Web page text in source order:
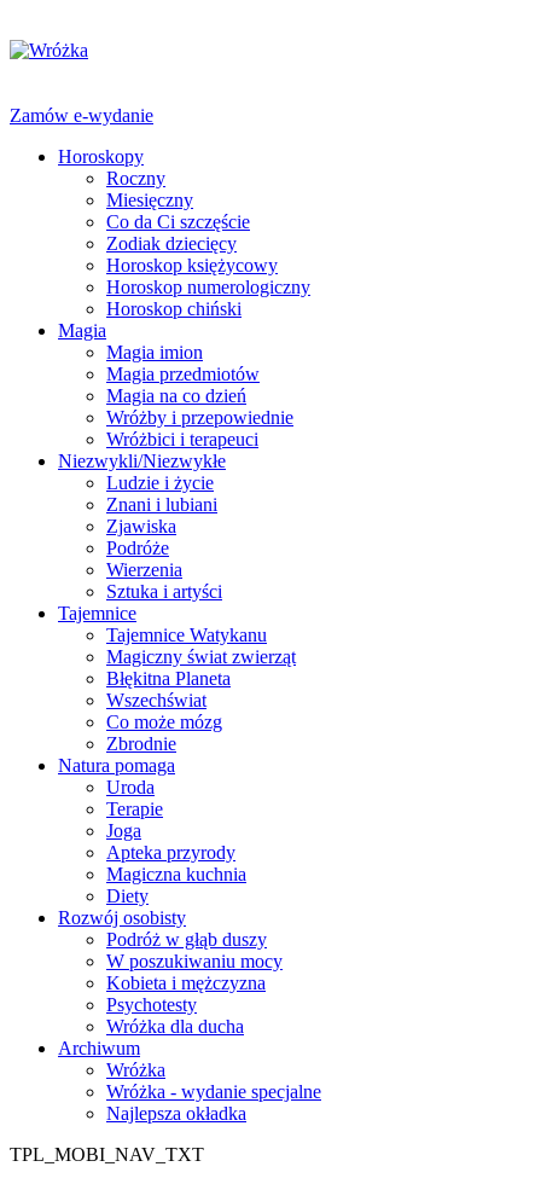
Zamów e-wydanie
Horoskopy
Roczny
Miesięczny
Co da Ci szczęście
Zodiak dziecięcy
Horoskop księżycowy
Horoskop numerologiczny
Horoskop chiński
Magia
Magia imion
Magia przedmiotów
Magia na co dzień
Wróżby i przepowiednie
Wróżbici i terapeuci
Niezwykli/Niezwykłe
Ludzie i życie
Znani i lubiani
Zjawiska
Podróże
Wierzenia
Sztuka i artyści
Tajemnice
Tajemnice Watykanu
Magiczny świat zwierząt
Błękitna Planeta
Wszechświat
Co może mózg
Zbrodnie
Natura pomaga
Uroda
Terapie
Joga
Apteka przyrody
Magiczna kuchnia
Diety
Rozwój osobisty
Podróż w głąb duszy
W poszukiwaniu mocy
Kobieta i mężczyzna
Psychotesty
Wróżka dla ducha
Archiwum
Wróżka
Wróżka - wydanie specjalne
Najlepsza okładka
TPL_MOBI_NAV_TXT